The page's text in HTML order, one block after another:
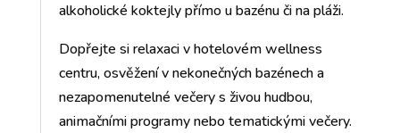
alkoholické koktejly přímo u bazénu či na pláži.
Dopřejte si relaxaci v hotelovém wellness
centru, osvěžení v nekonečných bazénech a
nezapomenutelné večery s živou hudbou,
animačními programy nebo tematickými večery.